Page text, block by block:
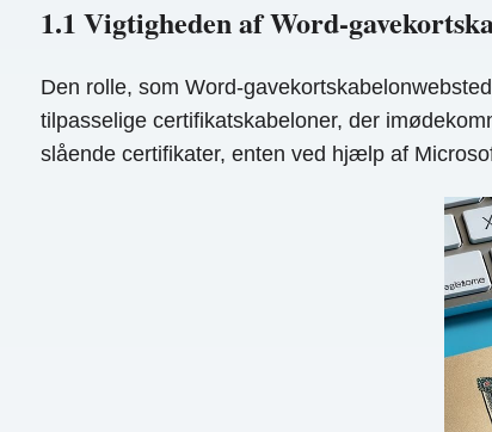
1.1 Vigtigheden af ​​Word-
Den rolle, som Word-
tilpasselige certifikatskabeloner, der
slående certifikater, enten ved hjælp af